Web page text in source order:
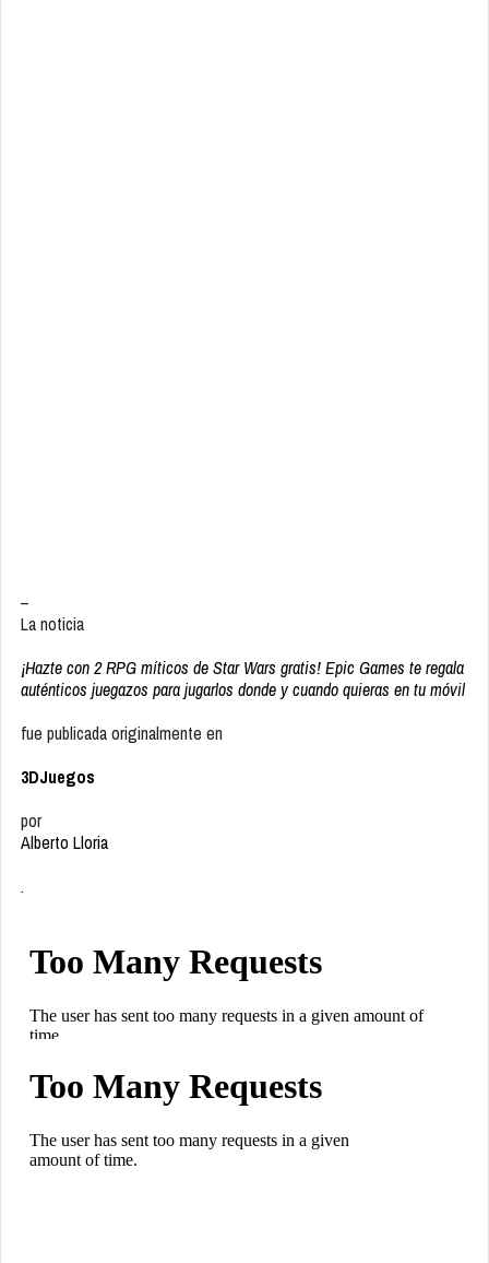
–
La noticia
¡Hazte con 2 RPG míticos de Star Wars gratis! Epic Games te regala
auténticos juegazos para jugarlos donde y cuando quieras en tu móvil
fue publicada originalmente en
3DJuegos
por
Alberto Lloria
.